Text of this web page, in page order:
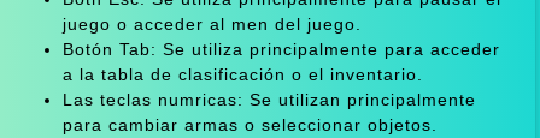
juego o acceder al men del juego.
Botón Tab: Se utiliza principalmente para acceder
a la tabla de clasificación o el inventario.
Las teclas numricas: Se utilizan principalmente
para cambiar armas o seleccionar objetos.